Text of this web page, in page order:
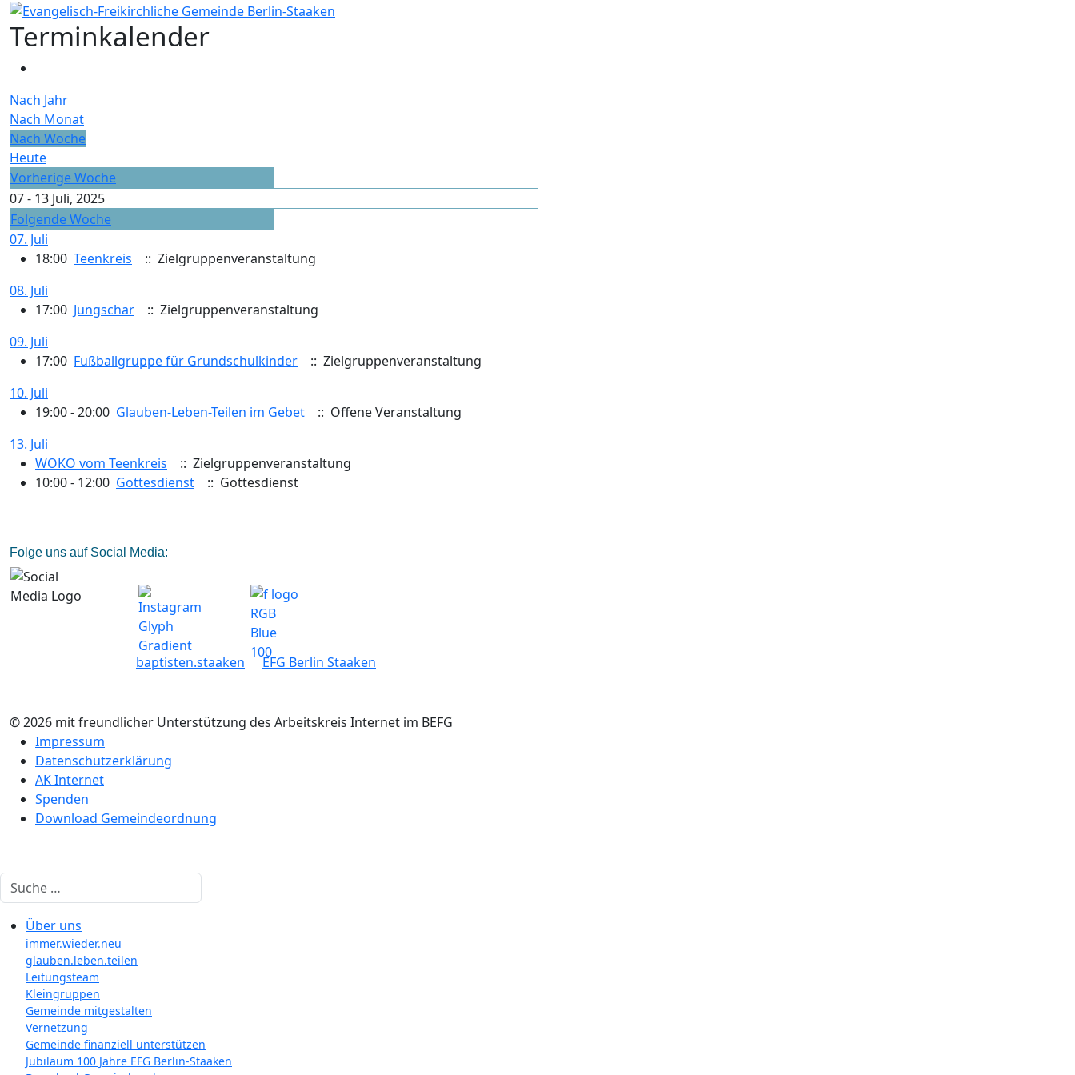
Terminkalender
Nach Jahr
Nach Monat
Nach Woche
Heute
Vorherige Woche
07 - 13 Juli, 2025
Folgende Woche
07. Juli
18:00 Teenkreis
:: Zielgruppenveranstaltung
08. Juli
17:00 Jungschar
:: Zielgruppenveranstaltung
09. Juli
17:00 Fußballgruppe für Grundschulkinder
:: Zielgruppenveranstaltung
10. Juli
19:00 - 20:00 Glauben-Leben-Teilen im Gebet
:: Offene Veranstaltung
13. Juli
WOKO vom Teenkreis
:: Zielgruppenveranstaltung
10:00 - 12:00 Gottesdienst :: Gottesdienst
Folge uns auf Social Media:
baptisten.staaken EFG Berlin Staaken
© 2026 mit freundlicher Unterstützung des Arbeitskreis Internet im BEFG
Impressum
Datenschutzerklärung
AK Internet
Spenden
Download Gemeindeordnung
Suchen
Über uns
immer.wieder.neu
glauben.leben.teilen
Leitungsteam
Kleingruppen
Gemeinde mitgestalten
Vernetzung
Gemeinde finanziell unterstützen
Jubiläum 100 Jahre EFG Berlin-Staaken